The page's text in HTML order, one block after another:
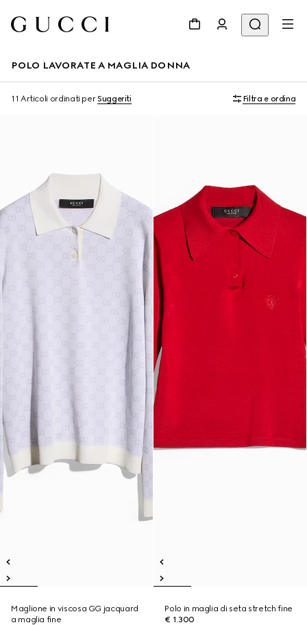
POLO LAVORATE A MAGLIA DONNA
11 Articoli ordinati perSuggeriti Filtra e ordina
Maglione in viscosa GG jacquard
a maglia fine
Polo in maglia di seta stretch fine
€ 1.300